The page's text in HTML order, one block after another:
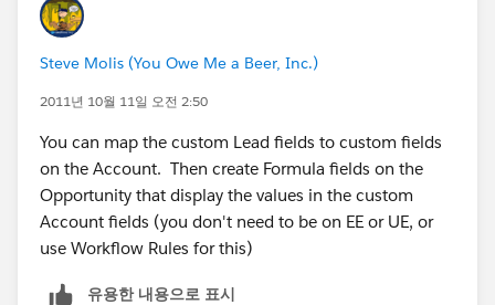
the formula in field update to bring value from
Account throug lookup relationship (see screen shot)
This way you will transfer all fields from lead to
Account to opportunity through field update at the
time of opportunity creation.
I hope it help.
Steve Molis (You Owe Me a Beer, Inc.)
2011년 10월 11일 오전 2:50
You can map the custom Lead fields to custom fields
on the Account. Then create Formula fields on the
Opportunity that display the values in the custom
Account fields (you don't need to be on EE or UE, or
use Workflow Rules for this)
유용한 내용으로 표시